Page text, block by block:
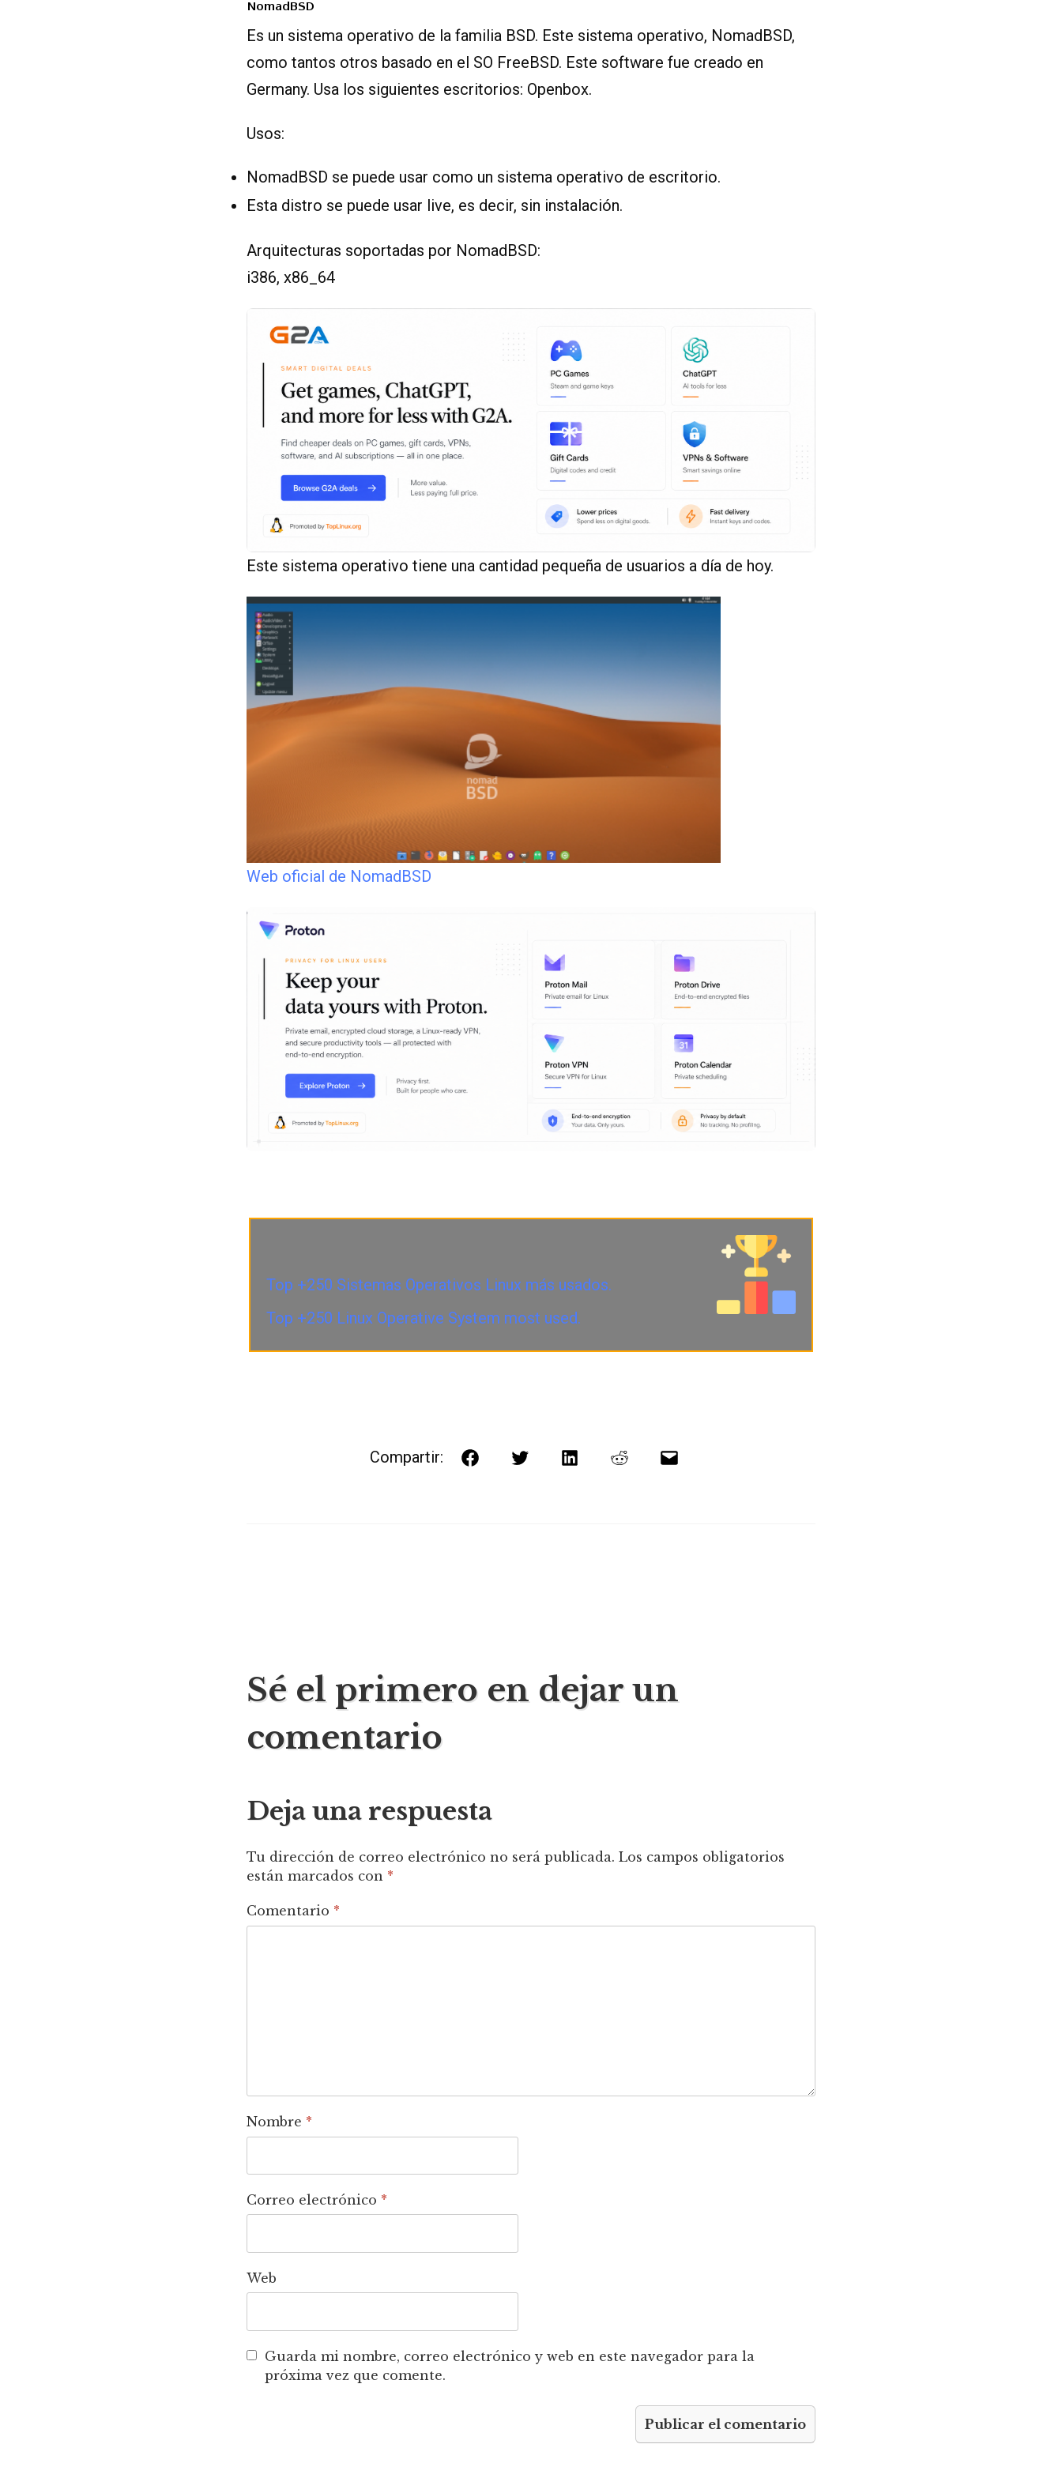
Es un sistema operativo de la familia BSD. Este sistema operativo, NomadBSD,
como tantos otros basado en el SO FreeBSD. Este software fue creado en
Germany. Usa los siguientes escritorios: Openbox.
Usos:
NomadBSD se puede usar como un sistema operativo de escritorio.
Esta distro se puede usar live, es decir, sin instalación.
Arquitecturas soportadas por NomadBSD:
i386, x86_64
Este sistema operativo tiene una cantidad pequeña de usuarios a día de hoy.
Web oficial de NomadBSD
Top +250 Sistemas Operativos Linux más usados.
Top +250 Linux Operative System most used.
Compartir: FacebookTwitterLinkedInReddit Correo
de
Sé el primero en dejar un
comentario
Deja una respuesta
Tu dirección de correo electrónico no será publicada. Los campos obligatorios
están marcados con *
Comentario *
Nombre *
Correo electrónico *
Web
Guarda mi nombre, correo electrónico y web en este navegador para la
próxima vez que comente.